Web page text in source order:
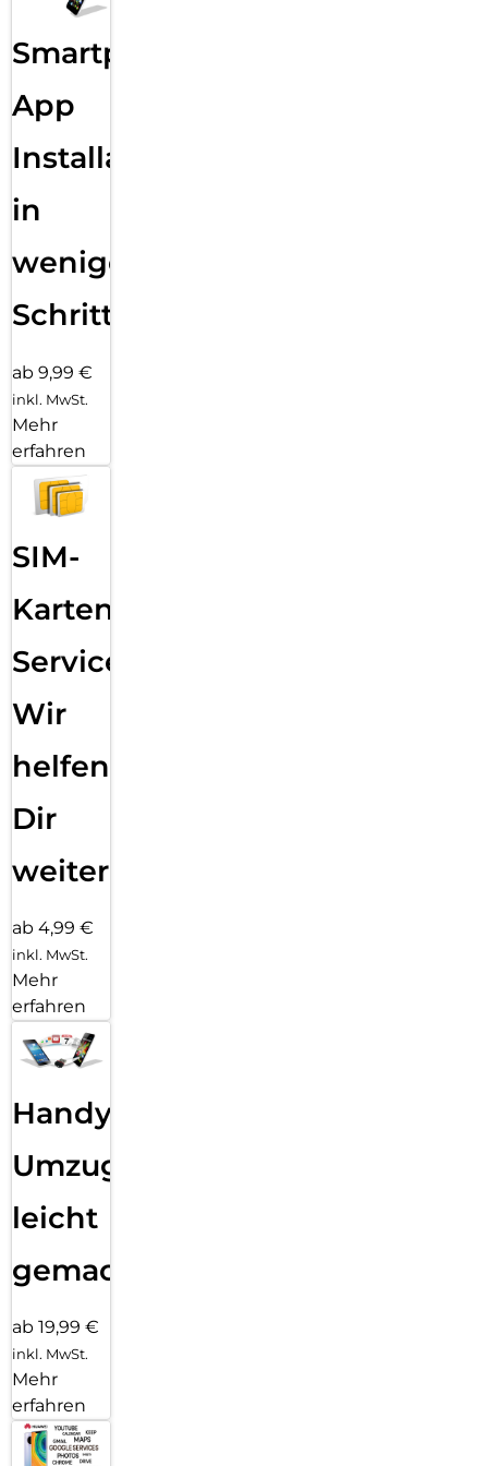
NFC (optional) – für mobiles Bezahlen und schnelle
3,5 mm Kopfhöreranschluss & USB-C – maximale Flexibilität
Mit starkem Akku, großem Speicher, smarter KI-Fotografie
perfekte Kombination aus Stil und Leistung – gemacht für
alle, die mehr von ihrem Smartphone erwarten.
Smartphone
App
Installation
in
wenigen
Schritten
ab 9,99 €
inkl. MwSt.
Mehr
erfahren
SIM-
Karten
Service:
Wir
helfen
Dir
weiter
ab 4,99 €
inkl. MwSt.
Mehr
erfahren
Handy
Umzug
leicht
gemacht!
ab 19,99 €
inkl. MwSt.
Mehr
erfahren